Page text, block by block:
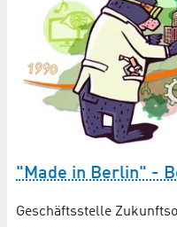
"Made in Berlin" -
Geschäftsstelle